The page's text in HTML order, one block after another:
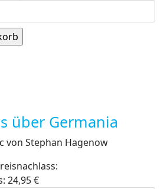
über Germania
von Stephan Hagenow
24,95 €